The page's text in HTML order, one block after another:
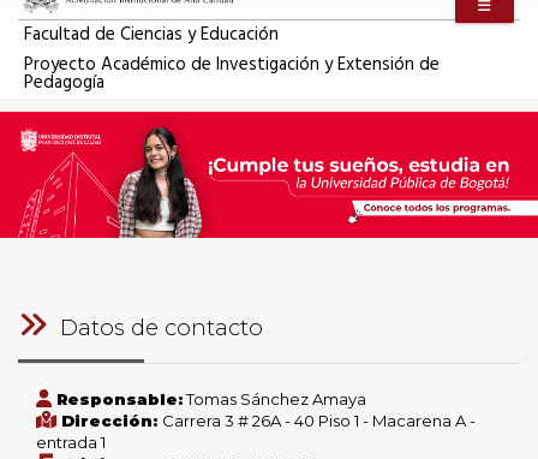
Facultad de Ciencias y Educación
Proyecto Académico de Investigación y Extensión de
Pedagogía
Datos de contacto
Responsable:Tomas Sánchez Amaya
Dirección: Carrera 3 # 26A - 40 Piso 1 - Macarena A -
entrada 1